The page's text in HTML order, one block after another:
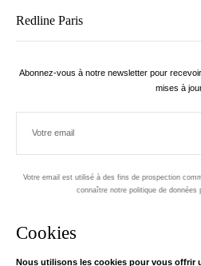
Cookies
Nous utilisons les cookies pour vous offrir
Redline Paris
Abonnez-vous à notre newsletter pour
mises à
Votre email
Votre email est utilisé à des fins de prospection
connaître notre politique de données